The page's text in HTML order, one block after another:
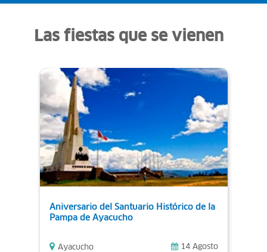
Las fiestas que se vienen
Aniversario del Santuario Histórico de la
Pampa de Ayacucho
Ayacucho 14 Agosto